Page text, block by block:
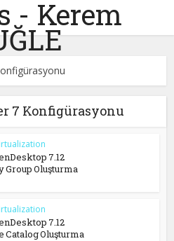
- Kerem
7 Konfigürasyonu
7.12
Group Oluşturma
7.12
Catalog Oluşturma